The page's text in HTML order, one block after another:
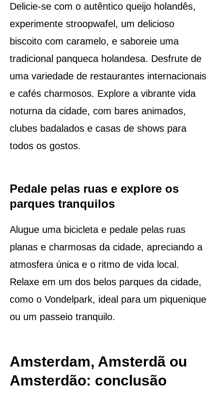
Delicie-se com o autêntico queijo holandês,
experimente stroopwafel, um delicioso
biscoito com caramelo, e saboreie uma
tradicional panqueca holandesa. Desfrute de
uma variedade de restaurantes internacionais
e cafés charmosos. Explore a vibrante vida
noturna da cidade, com bares animados,
clubes badalados e casas de shows para
todos os gostos.
Pedale pelas ruas e explore os
parques tranquilos
Alugue uma bicicleta e pedale pelas ruas
planas e charmosas da cidade, apreciando a
atmosfera única e o ritmo de vida local.
Relaxe em um dos belos parques da cidade,
como o Vondelpark, ideal para um piquenique
ou um passeio tranquilo.
Amsterdam, Amsterdã ou
Amsterdão: conclusão